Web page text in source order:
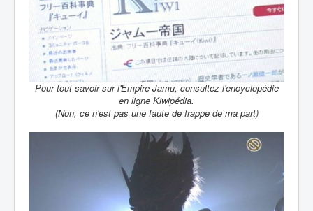
Pour tout savoir sur l'Empire Jamu, consultez l'encyclopédie
en ligne Kiwipédia.
(Non, ce n'est pas une faute de frappe de ma part)